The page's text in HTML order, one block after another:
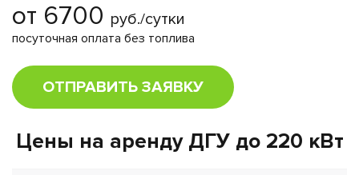
от 6700 руб./сутки
посуточная оплата без топлива
ОТПРАВИТЬ ЗАЯВКУ
Цены на аренду ДГУ до 220 кВт